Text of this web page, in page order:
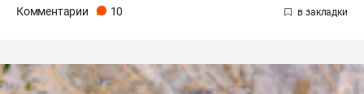
Комментарии 10